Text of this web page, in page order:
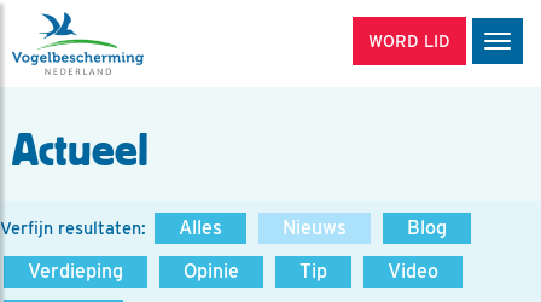
WORD LID
Actueel
Verfijn resultaten: Alles Nieuws
Blog
Verdieping
Opinie Tip
Video